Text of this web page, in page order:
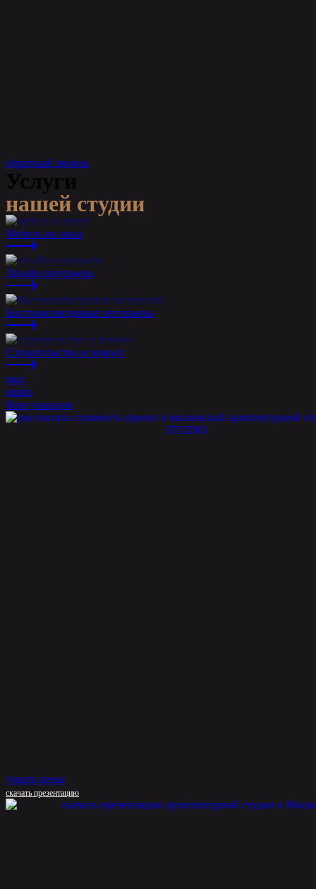
обратный звонок
Услуги
нашей студии
Мебель на заказ
Дизайн интерьера
Быстровозводимые интерьеры
Строительство и ремонт
max
studio
Консультация
узнать цены
скачать презентацию